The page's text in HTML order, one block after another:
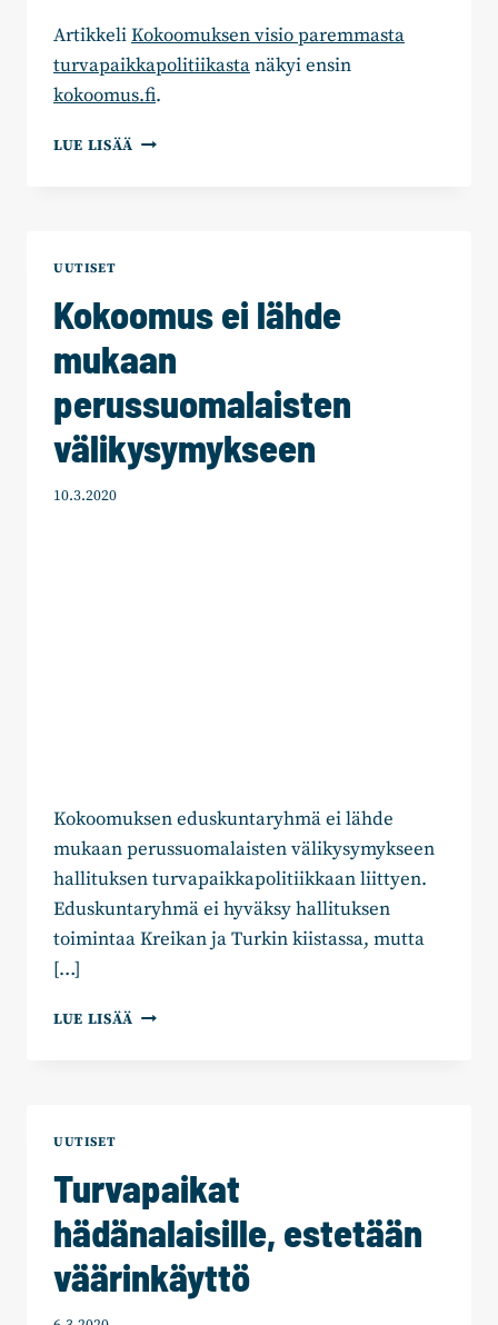
ArtikkeliKokoomuksen visio paremmasta
turvapaikkapolitiikastanäkyi ensin
kokoomus.fi.
LUE LISÄÄ KOKOOMUKSEN
UUTISET
Kokoomus ei lähde
mukaan
perussuomalaisten
välikysymykseen
10.3.2020
Kokoomuksen eduskuntaryhmä ei lähde
mukaan perussuomalaisten välikysymykseen
hallituksen turvapaikkapolitiikkaan liittyen.
Eduskuntaryhmä ei hyväksy hallituksen
toimintaa Kreikan ja Turkin kiistassa, mutta
[…]
LUE LISÄÄ KOKOOMUS
UUTISET
Turvapaikat
hädänalaisille, estetään
väärinkäyttö